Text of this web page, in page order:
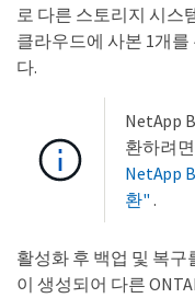
로 다른 스토리지 시스
클라우드에 사본 1개
다.
NetApp
환하려
NetApp
환" .
활성화 후 백업 및 복
이 생성되어 다른